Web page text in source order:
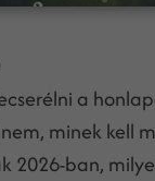
a
minek kell
2026-ban,